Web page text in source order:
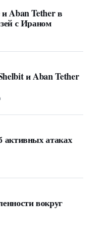
Aban Tether в
с Ираном
и Aban Tether
активных атаках
вокруг